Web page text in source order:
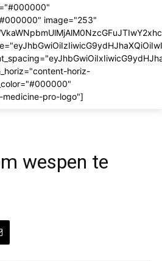
image="253"
horiz-
medicine-pro-logo"]
wespen te